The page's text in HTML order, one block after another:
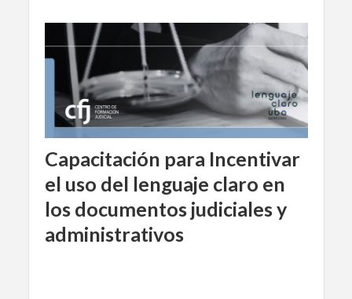
Capacitación para Incentivar
el uso del lenguaje claro en
los documentos judiciales y
administrativos